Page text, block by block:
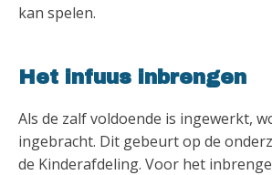
kan spelen.
Het infuus inbrengen
Als de zalf voldoende is ingewerkt,
ingebracht. Dit gebeurt op de
de Kinderafdeling. Voor het